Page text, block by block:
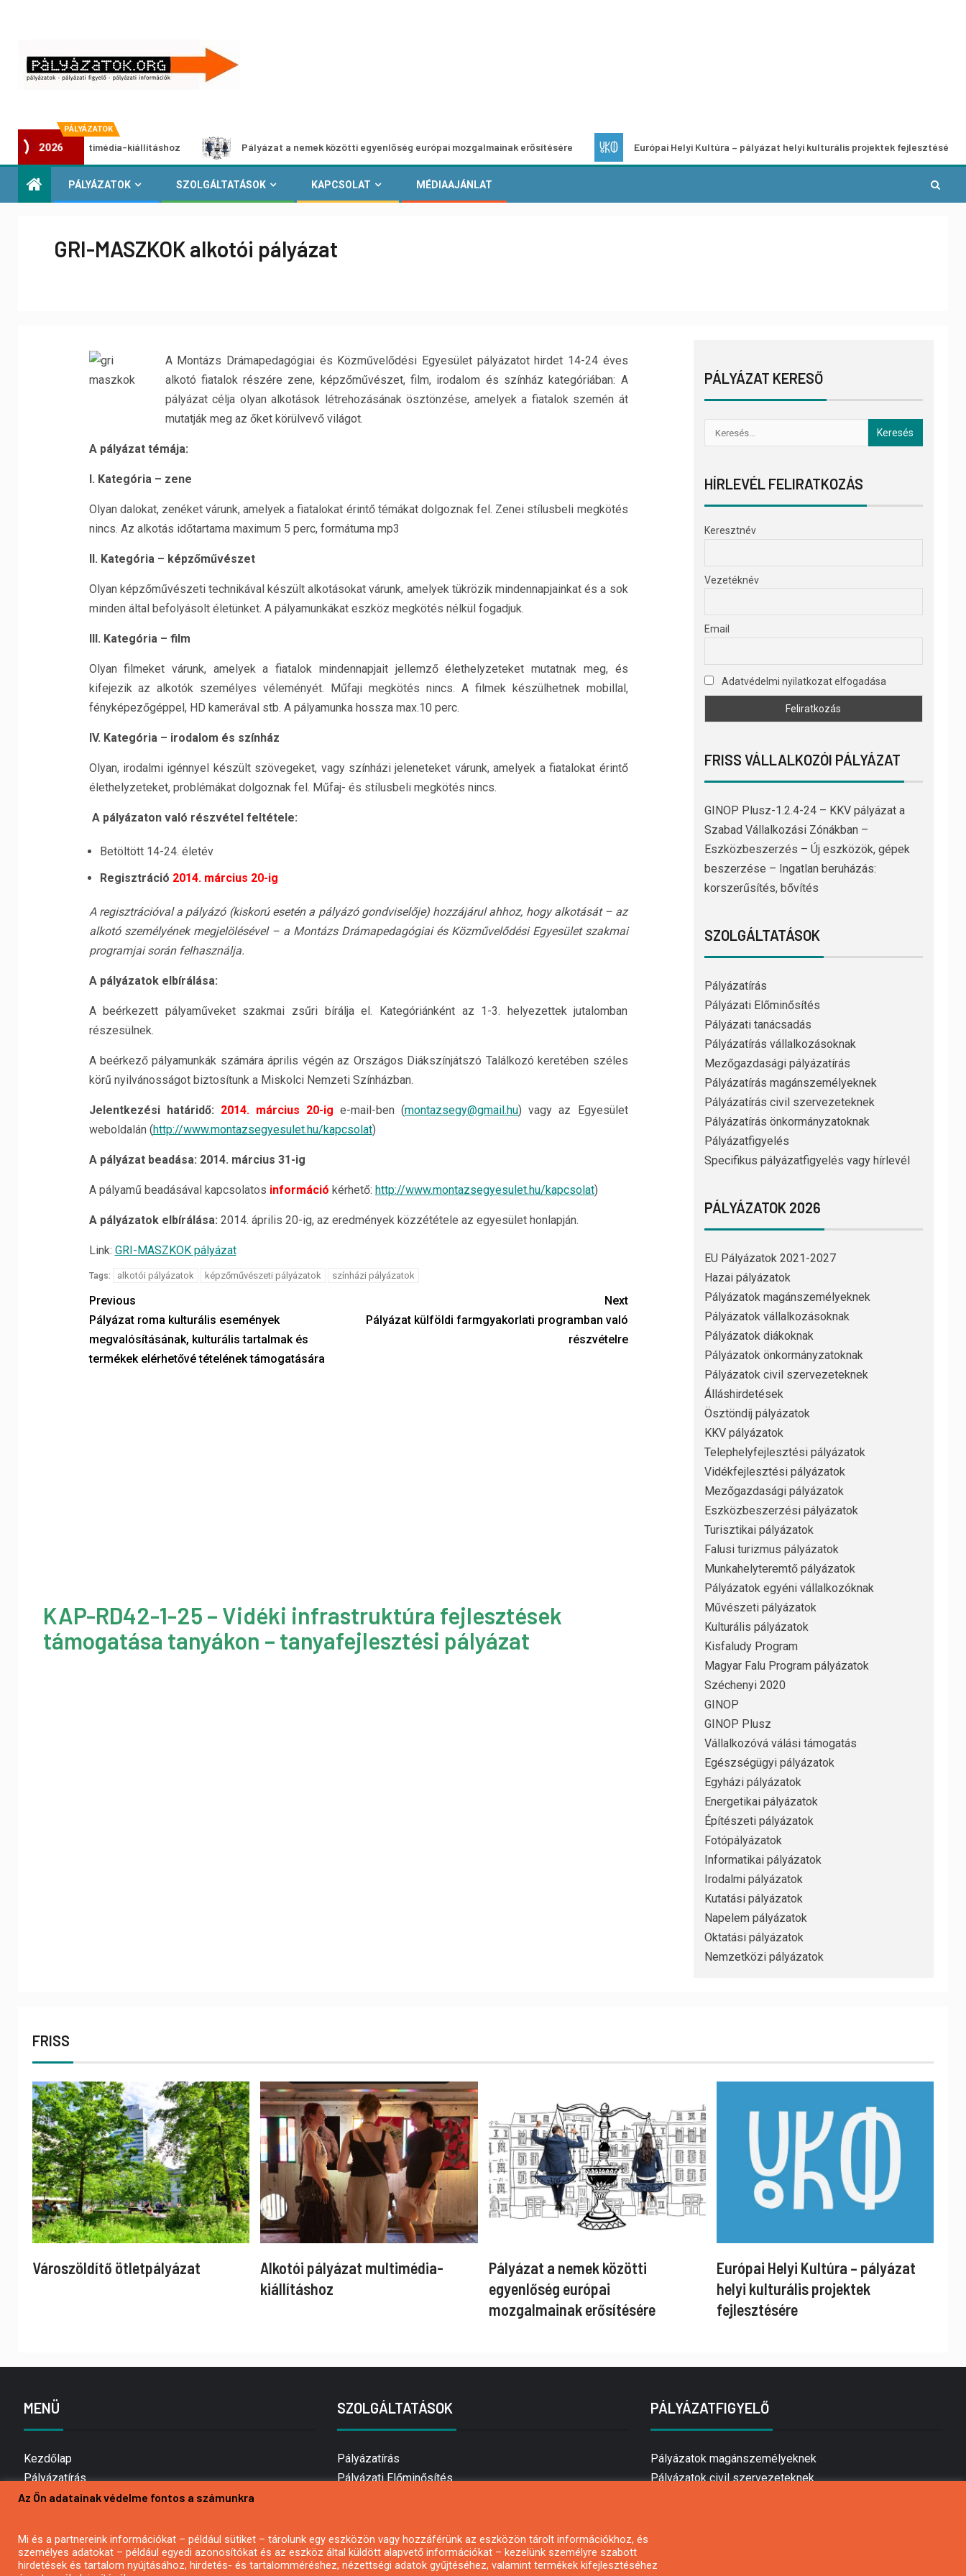
PÁLYÁZATOK
2026
multimédia-kiállításhoz Pályázat a nemek közötti egyenlőség európai mozgalmainak erősítésére Európai Helyi Kultúra – pályázat helyi kulturális projektek fejlesztésére
PÁLYÁZATOK SZOLGÁLTATÁSOK KAPCSOLAT MÉDIAAJÁNLAT
GRI-MASZKOK alkotói pályázat
A Montázs Drámapedagógiai és Közművelődési Egyesület pályázatot hirdet 14-24 éves
alkotó fiatalok részére zene, képzőművészet, film, irodalom és színház kategóriában: A
pályázat célja olyan alkotások létrehozásának ösztönzése, amelyek a fiatalok szemén át
mutatják meg az őket körülvevő világot.
A pályázat témája:
I. Kategória – zene
Olyan dalokat, zenéket várunk, amelyek a fiatalokat érintő témákat dolgoznak fel. Zenei stílusbeli megkötés
nincs. Az alkotás időtartama maximum 5 perc, formátuma mp3
II. Kategória – képzőművészet
Olyan képzőművészeti technikával készült alkotásokat várunk, amelyek tükrözik mindennapjainkat és a sok
minden által befolyásolt életünket. A pályamunkákat eszköz megkötés nélkül fogadjuk.
III. Kategória – film
Olyan filmeket várunk, amelyek a fiatalok mindennapjait jellemző élethelyzeteket mutatnak meg, és
kifejezik az alkotók személyes véleményét. Műfaji megkötés nincs. A filmek készülhetnek mobillal,
fényképezőgéppel, HD kamerával stb. A pályamunka hossza max.10 perc.
IV. Kategória – irodalom és színház
Olyan, irodalmi igénnyel készült szövegeket, vagy színházi jeleneteket várunk, amelyek a fiatalokat érintő
élethelyzeteket, problémákat dolgoznak fel. Műfaj- és stílusbeli megkötés nincs.
A pályázaton való részvétel feltétele:
Betöltött 14-24. életév
Regisztráció 2014. március 20-ig
A regisztrációval a pályázó (kiskorú esetén a pályázó gondviselője) hozzájárul ahhoz, hogy alkotását – az
alkotó személyének megjelölésével – a Montázs Drámapedagógiai és Közművelődési Egyesület szakmai
programjai során felhasználja.
A pályázatok elbírálása:
A beérkezett pályaműveket szakmai zsűri bírálja el. Kategóriánként az 1-3. helyezettek jutalomban
részesülnek.
A beérkező pályamunkák számára április végén az Országos Diákszínjátszó Találkozó keretében széles
körű nyilvánosságot biztosítunk a Miskolci Nemzeti Színházban.
Jelentkezési határidő: 2014. március 20-ig e-mail-ben (montazsegy@gmail.hu) vagy az Egyesület
weboldalán (http://www.montazsegyesulet.hu/kapcsolat)
A pályázat beadása: 2014. március 31-ig
A pályamű beadásával kapcsolatos információ kérhető: http://www.montazsegyesulet.hu/kapcsolat)
A pályázatok elbírálása: 2014. április 20-ig, az eredmények közzététele az egyesület honlapján.
Link: GRI-MASZKOK pályázat
Tags: alkotói pályázatok képzőművészeti pályázatok színházi pályázatok
Previous
Pályázat roma kulturális események
megvalósításának, kulturális tartalmak és
termékek elérhetővé tételének támogatására
Next
Pályázat külföldi farmgyakorlati programban való
részvételre
KAP-RD42-1-25 – Vidéki infrastruktúra fejlesztések
támogatása tanyákon – tanyafejlesztési pályázat
PÁLYÁZAT KERESŐ
HÍRLEVÉL FELIRATKOZÁS
Keresztnév
Vezetéknév
Email
Adatvédelmi nyilatkozat elfogadása
FRISS VÁLLALKOZÓI PÁLYÁZAT
GINOP Plusz-1.2.4-24 – KKV pályázat a
Szabad Vállalkozási Zónákban –
Eszközbeszerzés – Új eszközök, gépek
beszerzése – Ingatlan beruházás:
korszerűsítés, bővítés
SZOLGÁLTATÁSOK
Pályázatírás
Pályázati Előminősítés
Pályázati tanácsadás
Pályázatírás vállalkozásoknak
Mezőgazdasági pályázatírás
Pályázatírás magánszemélyeknek
Pályázatírás civil szervezeteknek
Pályázatírás önkormányzatoknak
Pályázatfigyelés
Specifikus pályázatfigyelés vagy hírlevél
PÁLYÁZATOK 2026
EU Pályázatok 2021-2027
Hazai pályázatok
Pályázatok magánszemélyeknek
Pályázatok vállalkozásoknak
Pályázatok diákoknak
Pályázatok önkormányzatoknak
Pályázatok civil szervezeteknek
Álláshirdetések
Ösztöndíj pályázatok
KKV pályázatok
Telephelyfejlesztési pályázatok
Vidékfejlesztési pályázatok
Mezőgazdasági pályázatok
Eszközbeszerzési pályázatok
Turisztikai pályázatok
Falusi turizmus pályázatok
Munkahelyteremtő pályázatok
Pályázatok egyéni vállalkozóknak
Művészeti pályázatok
Kulturális pályázatok
Kisfaludy Program
Magyar Falu Program pályázatok
Széchenyi 2020
GINOP
GINOP Plusz
Vállalkozóvá válási támogatás
Egészségügyi pályázatok
Egyházi pályázatok
Energetikai pályázatok
Építészeti pályázatok
Fotópályázatok
Informatikai pályázatok
Irodalmi pályázatok
Kutatási pályázatok
Napelem pályázatok
Oktatási pályázatok
Nemzetközi pályázatok
FRISS
Városzöldítő ötletpályázat
Alkotói pályázat multimédia-
kiállításhoz
Pályázat a nemek közötti
egyenlőség európai
mozgalmainak erősítésére
Európai Helyi Kultúra – pályázat
helyi kulturális projektek
fejlesztésére
MENÜ
Kezdőlap
Pályázatírás
Bemutatkozás
Hírlevél feliratkozás
Impresszum
SZOLGÁLTATÁSOK
Pályázatírás
Pályázati Előminősítés
Mezőgazdasági pályázatírás
Pályázatírás magánszemélyeknek
PÁLYÁZATFIGYELŐ
Pályázatok magánszemélyeknek
Pályázatok civil szervezeteknek
Az Ön adatainak védelme fontos a számunkra
Mi és a partnereink információkat – például sütiket – tárolunk egy eszközön vagy hozzáférünk az eszközön tárolt információkhoz, és
személyes adatokat – például egyedi azonosítókat és az eszköz által küldött alapvető információkat – kezelünk személyre szabott
hirdetések és tartalom nyújtásához, hirdetés- és tartalomméréshez, nézettségi adatok gyűjtéséhez, valamint termékek kifejlesztéséhez